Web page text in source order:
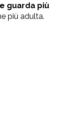
guarda più
più adulta.